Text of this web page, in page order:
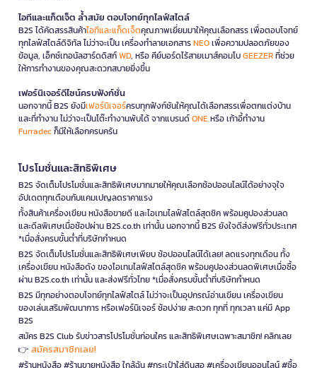
ไอทีและแก็ดเจ็ต ล้ำสมัย ตอบโจทย์ทุกไลฟ์สไตล์
B2S ได้คัดสรรสินค้าไอทีและแก็ดเจ็ตคุณภาพเยี่ยมมาให้คุณเลือกสรร เพื่อตอบโจทย์
ทุกไลฟ์สไตล์ดิจิทัล ไม่ว่าจะเป็น เครื่องทำลายเอกสารNEOเพื่อความปลอดภัยของ
ข้อมูล, เอ็กซ์เทอนัลฮาร์ดดิสก์WD, หรือ คีย์บอร์ดไร้สายเมาส์คอมโบGEEZERที่ช่วย
ให้การทำงานของคุณสะดวกสบายยิ่งขึ้น
เฟอร์นิเจอร์ดีไซน์ครบฟังก์ชั่น
นอกจากนี้ B2S ยังมีเฟอร์นิเจอร์ครบทุกฟังก์ชันให้คุณได้เลือกสรรเพื่อตกแต่งบ้าน
และที่ทำงาน ไม่ว่าจะเป็นโต๊ะทำงานพับได้ จากแบรนด์ONEหรือ เก้าอี้ทำงาน
Furradecก็มีให้เลือกครบครัน
โปรโมชั่นและสิทธิพิเศษ
B2S จัดเต็มโปรโมชั่นและสิทธิพิเศษมากมายให้คุณเลือกช้อปออนไลน์ได้อย่างจุใจ
อัปเดตทุกเดือนกับแคมเปญลดราคาแรง
ทั้งสินค้าเครื่องเขียน หนังสือขายดี และไอเทมไลฟ์สไตล์สุดชิค พร้อมคูปองส่วนลด
และดีลพิเศษเมื่อช้อปผ่าน B2S.co.th เท่านั้น นอกจากนี้ B2S ยังใจดีส่งฟรีทั่วประเทศ
*เมื่อสั่งครบขั้นต่ำที่บริษัทกำหนด
B2S จัดเต็มโปรโมชั่นและสิทธิพิเศษเพียบ ช้อปออนไลน์ได้เลย! ลดแรงทุกเดือน ทั้ง
เครื่องเขียน หนังสือดัง ของไอเทมไลฟ์สไตล์สุดชิค พร้อมคูปองส่วนลดพิเศษเมื่อซื้อ
ผ่าน B2S.co.th เท่านั้น และส่งฟรีทั่วไทย *เมื่อสั่งครบขั้นต่ำที่บริษัทกำหนด
B2S มีทุกอย่างตอบโจทย์ทุกไลฟ์สไตล์ ไม่ว่าจะเป็นอุปกรณ์อ่านเขียน เครื่องเขียน
ของเล่นเสริมพัฒนาการ หรือเฟอร์นิเจอร์ ช้อปง่าย สะดวก ทุกที่ ทุกเวลา แค่มี App
B2S
สมัคร B2S Club รับข่าวสารโปรโมชั่นก่อนใคร และสิทธิพิเศษเฉพาะสมาชิก! คลิกเลย
👉 สมัครสมาชิกเลย!
#ร้านหนังสือ #ร้านขายหนังสือ ใกล้ฉัน #กระเป๋าใส่ดินสอ #เครื่องเขียนออนไลน์ #ซื้อ